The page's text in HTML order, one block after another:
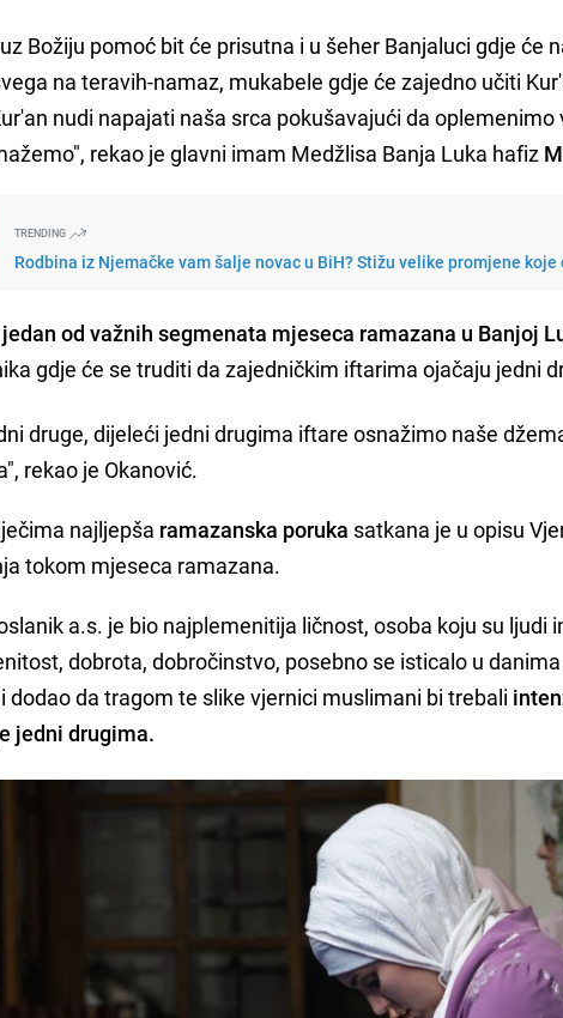
Božiju pomoć bit će prisutna i u šeher Banjaluci gdje će
na teravih-namaz, mukabele gdje će zajedno učiti
nudi napajati naša srca pokušavajući da oplemenimo
rekao je glavni imam Medžlisa Banja Luka hafiz
TRENDING
Rodbina iz Njemačke vam šalje novac u BiH? Stižu velike promjene
jedan od važnih segmenata mjeseca ramazana u Banjoj
gdje će se truditi da zajedničkim iftarima ojačaju jedni
druge, dijeleći jedni drugima iftare osnažimo naše
rekao je Okanović.
najljepša ramazanska poruka satkana je u opisu
tokom mjeseca ramazana.
a.s. je bio najplemenitija ličnost, osoba koju su ljudi
dobrota, dobročinstvo, posebno se isticalo u
dodao da tragom te slike vjernici muslimani bi trebali
jedni drugima.